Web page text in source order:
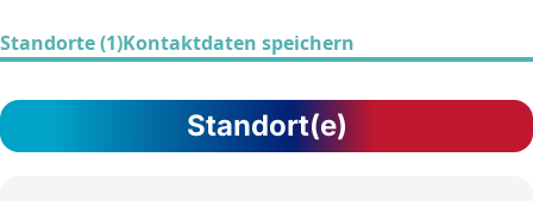
Standorte (1)Kontaktdaten speichern
Standort(e)